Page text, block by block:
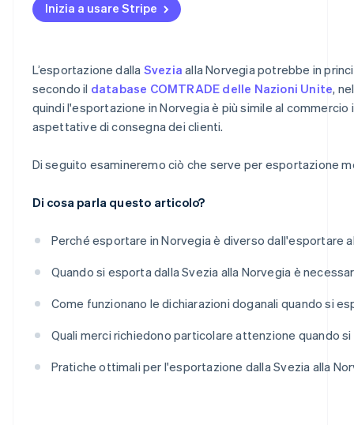
Attendi l’autorizzazione, comprese le eventuali
Prodotti farmaceutici, integratori e prodotti chimici
Abbigliamento e tessili
Accise e imposte speciali
Prepara in anticipo l’IVA e le registrazioni
Lavora con un partner logistico che conosce il
Fare attenzione alle limitazioni o alle imposte
Facilita il pagamento e i prezzi per i tuoi clienti
Tieni informati i tuoi clienti
Controlla le modifiche della normativa
Inizia a usare Stripe
L’esportazione dalla Svezia alla Norvegia potrebbe in
secondo il database COMTRADE delle Nazioni Unite,
quindi l'esportazione in Norvegia è più simile al
aspettative di consegna dei clienti.
Di seguito esamineremo ciò che serve per esportazione
Di cosa parla questo articolo?
Perché esportare in Norvegia è diverso dall'esportare
Quando si esporta dalla Svezia alla Norvegia è
Come funzionano le dichiarazioni doganali quando si
Quali merci richiedono particolare attenzione quando
Pratiche ottimali per l'esportazione dalla Svezia alla